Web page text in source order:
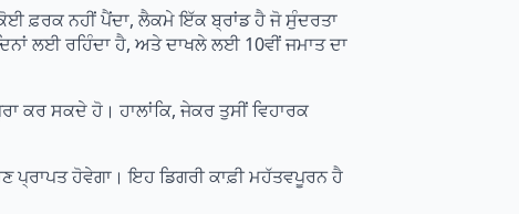
ਫ਼ਰਕ ਨਹੀਂ ਪੈਂਦਾ, ਲੈਕਮੇ ਇੱਕ ਬ੍ਰਾਂਡ ਹੈ ਜੋ ਸੁੰਦਰਤਾ
ਲਈ ਰਹਿੰਦਾ ਹੈ, ਅਤੇ ਦਾਖਲੇ ਲਈ 10ਵੀਂ ਜਮਾਤ ਦਾ
ਕਰ ਸਕਦੇ ਹੋ। ਹਾਲਾਂਕਿ, ਜੇਕਰ ਤੁਸੀਂ ਵਿਹਾਰਕ
ਪ੍ਰਾਪਤ ਹੋਵੇਗਾ। ਇਹ ਡਿਗਰੀ ਕਾਫ਼ੀ ਮਹੱਤਵਪੂਰਨ ਹੈ